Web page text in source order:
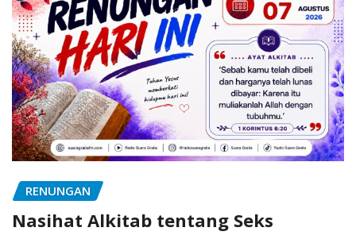
RENUNGAN
Nasihat Alkitab tentang Seks